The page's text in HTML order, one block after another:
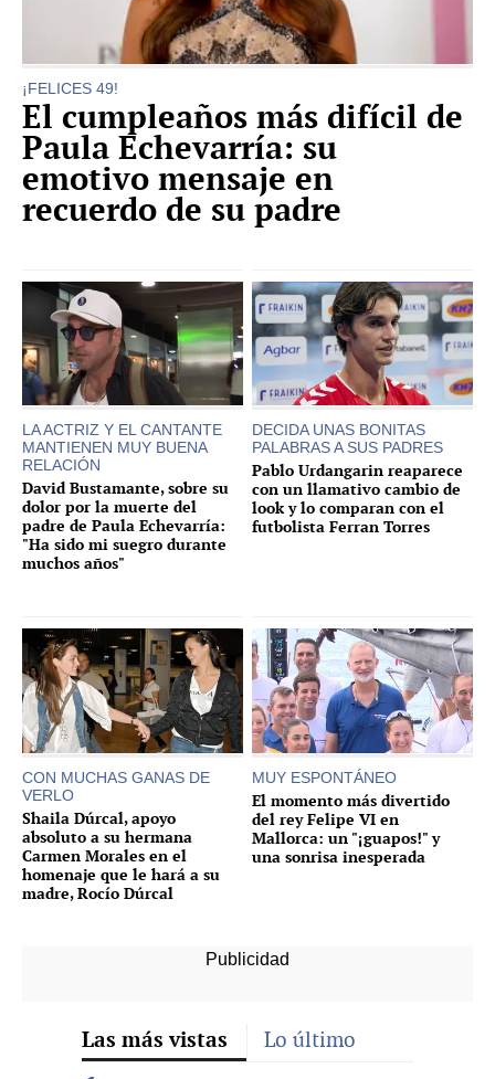
¡FELICES 49!
El cumpleaños más difícil de
Paula Echevarría: su
emotivo mensaje en
recuerdo de su padre
LA ACTRIZ Y EL CANTANTE
MANTIENEN MUY BUENA
RELACIÓN
David Bustamante, sobre su
dolor por la muerte del
padre de Paula Echevarría:
"Ha sido mi suegro durante
muchos años"
DECIDA UNAS BONITAS
PALABRAS A SUS PADRES
Pablo Urdangarin reaparece
con un llamativo cambio de
look y lo comparan con el
futbolista Ferran Torres
CON MUCHAS GANAS DE
VERLO
Shaila Dúrcal, apoyo
absoluto a su hermana
Carmen Morales en el
homenaje que le hará a su
madre, Rocío Dúrcal
MUY ESPONTÁNEO
El momento más divertido
del rey Felipe VI en
Mallorca: un "¡guapos!" y
una sonrisa inesperada
Las más vistas Lo último